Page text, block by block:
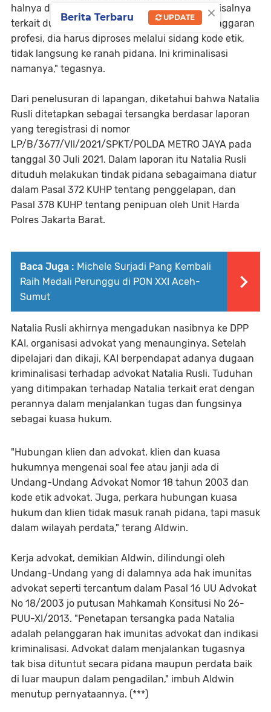
halnya di lembaga penegak hukum lainnya, misalnya
terkait dugaan seorang polisi melakukan pelanggaran
profesi, dia harus diproses melalui sidang kode etik,
tidak langsung ke ranah pidana. Ini kriminalisasi
namanya," tegasnya.
Dari penelusuran di lapangan, diketahui bahwa Natalia
Rusli ditetapkan sebagai tersangka berdasar laporan
yang teregistrasi di nomor
LP/B/3677/VII/2021/SPKT/POLDA METRO JAYA pada
tanggal 30 Juli 2021. Dalam laporan itu Natalia Rusli
dituduh melakukan tindak pidana sebagaimana diatur
dalam Pasal 372 KUHP tentang penggelapan, dan
Pasal 378 KUHP tentang penipuan oleh Unit Harda
Polres Jakarta Barat.
Baca Juga : Michele Surjadi Pang Kembali
Raih Medali Perunggu di PON XXI Aceh-
Sumut
Natalia Rusli akhirnya mengadukan nasibnya ke DPP
KAI, organisasi advokat yang menaunginya. Setelah
dipelajari dan dikaji, KAI berpendapat adanya dugaan
kriminalisasi terhadap advokat Natalia Rusli. Tuduhan
yang ditimpakan terhadap Natalia terkait erat dengan
perannya dalam menjalankan tugas dan fungsinya
sebagai kuasa hukum.
"Hubungan klien dan advokat, klien dan kuasa
hukumnya mengenai soal fee atau janji ada di
Undang-Undang Advokat Nomor 18 tahun 2003 dan
kode etik advokat. Juga, perkara hubungan kuasa
hukum dan klien tidak masuk ranah pidana, tapi masuk
dalam wilayah perdata," terang Aldwin.
Kerja advokat, demikian Aldwin, dilindungi oleh
Undang-Undang yang di dalamnya ada hak imunitas
advokat seperti tercantum dalam Pasal 16 UU Advokat
No 18/2003 jo putusan Mahkamah Konsitusi No 26-
PUU-XI/2013. "Penetapan tersangka pada Natalia
adalah pelanggaran hak imunitas advokat dan indikasi
kriminalisasi. Advokat dalam menjalankan tugasnya
tak bisa dituntut secara pidana maupun perdata baik
di luar maupun dalam pengadilan," imbuh Aldwin
menutup pernyataannya. (***)
×
Berita Terbaru UPDATE